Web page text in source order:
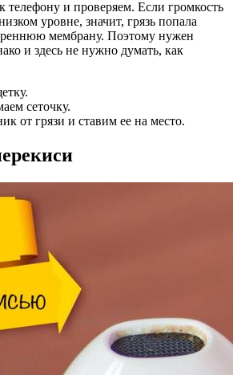
телефону и проверяем. Если громкость
уровне, значит, грязь попала
мембрану. Поэтому нужен
и здесь не нужно думать, как
сеточку.
от грязи и ставим ее на место.